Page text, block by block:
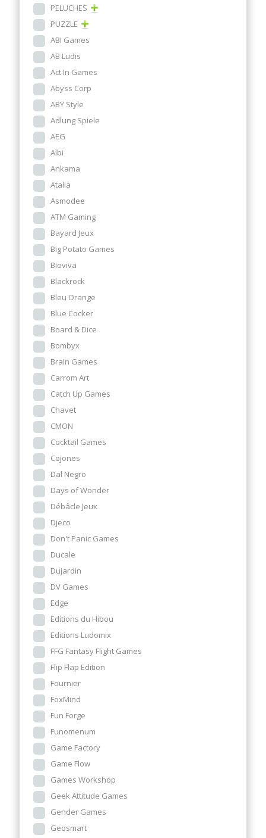
PELUCHES
PUZZLE
ABI Games
AB Ludis
Act In Games
Abyss Corp
ABY Style
Adlung Spiele
AEG
Albi
Ankama
Atalia
Asmodee
ATM Gaming
Bayard Jeux
Big Potato Games
Bioviva
Blackrock
Bleu Orange
Blue Cocker
Board & Dice
Bombyx
Brain Games
Carrom Art
Catch Up Games
Chavet
CMON
Cocktail Games
Cojones
Dal Negro
Days of Wonder
Débâcle Jeux
Djeco
Don't Panic Games
Ducale
Dujardin
DV Games
Edge
Editions du Hibou
Editions Ludomix
FFG Fantasy Flight Games
Flip Flap Edition
Fournier
FoxMind
Fun Forge
Funomenum
Game Factory
Game Flow
Games Workshop
Geek Attitude Games
Gender Games
Geosmart